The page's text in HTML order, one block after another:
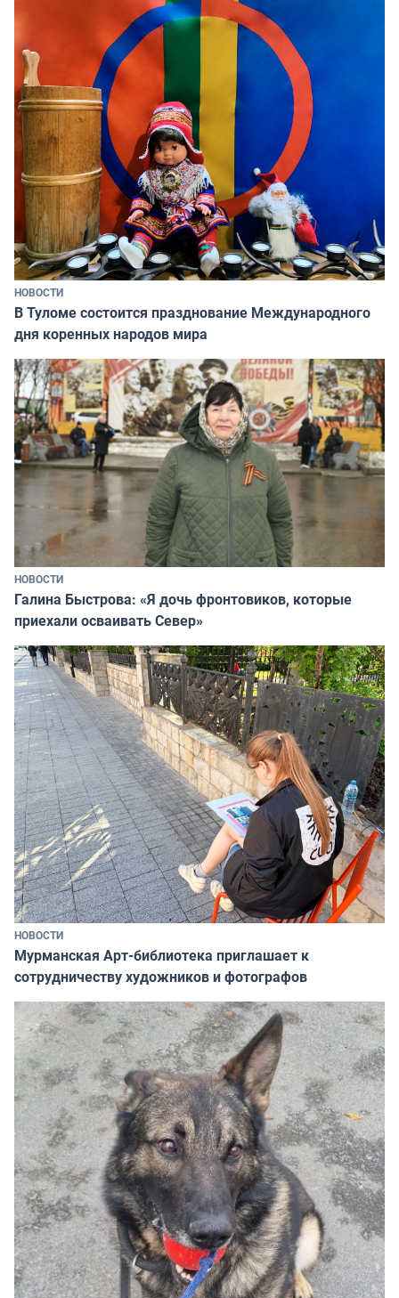
НОВОСТИ
В Туломе состоится празднование Международного
дня коренных народов мира
НОВОСТИ
Галина Быстрова: «Я дочь фронтовиков, которые
приехали осваивать Север»
НОВОСТИ
Мурманская Арт-библиотека приглашает к
сотрудничеству художников и фотографов